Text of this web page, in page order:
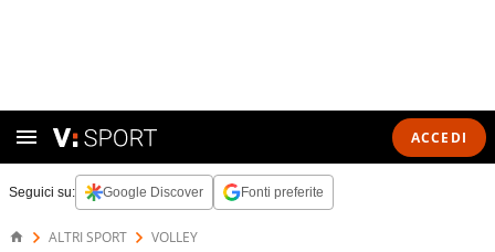
ACCEDI
Seguici su: Google Discover Fonti preferite
ALTRI SPORT VOLLEY